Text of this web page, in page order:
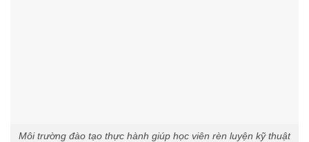
Môi trường đào tạo thực hành giúp học viên rèn luyện kỹ thuật